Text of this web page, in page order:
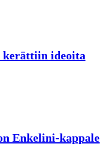
kerättiin ideoita
Enkelini-kappale